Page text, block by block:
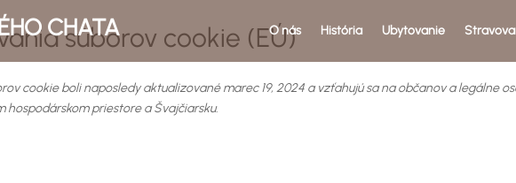
CHATA O nás História Ubytovanie
súborov cookie (EÚ)
cookie boli naposledy aktualizované marec 19, 2024 a vzťahujú sa na občanov a legálne
hospodárskom priestore a Švajčiarsku.